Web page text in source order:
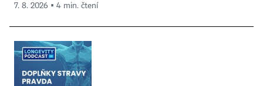
7. 8. 2026 ▪ 4 min. čtení